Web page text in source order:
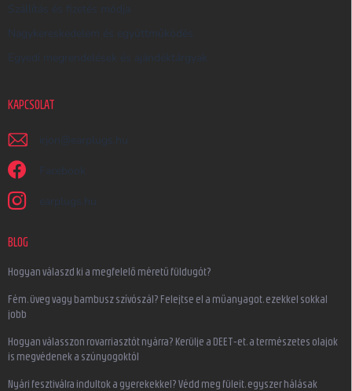
Szállítás és fizetés módja
Nagykereskedelem és együttműködés
Egyedi megrendelések és ajándéktárgyak
KAPCSOLAT
irjon @ earplugs.hu
Facebook
earplugs.hu
BLOG
Hogyan válaszd ki a megfelelő méretű füldugót?
Fém, üveg vagy bambusz szívószál? Felejtse el a műanyagot, ezekkel sokkal
jobb
Hogyan válasszon rovarriasztót nyárra? Kerülje a DEET-et, a természetes olajok
is megvédenek a szúnyogoktól
Nyári fesztiválra indultok a gyerekekkel? Védd meg füleit, egyszer hálásak